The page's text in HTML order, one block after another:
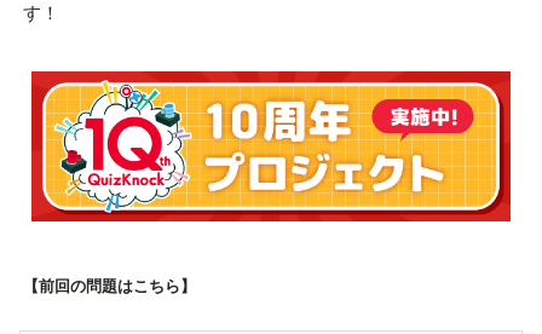
す！
【前回の問題はこちら】